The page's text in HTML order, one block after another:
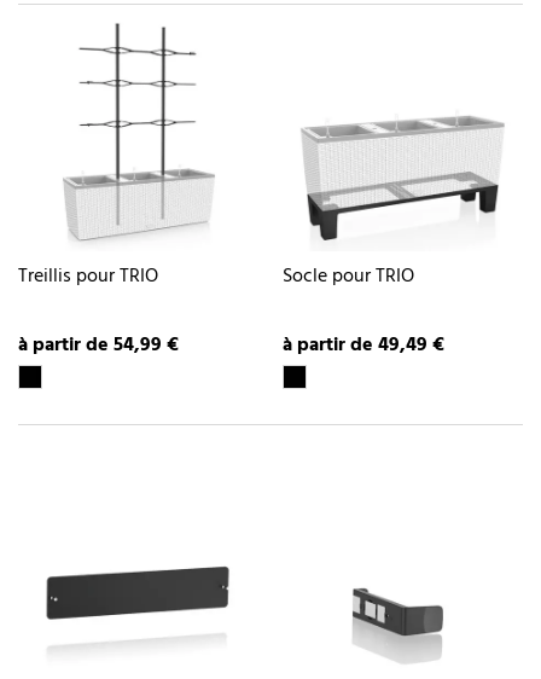
Treillis pour TRIO
à partir de 54,99 €
Socle pour TRIO
à partir de 49,49 €